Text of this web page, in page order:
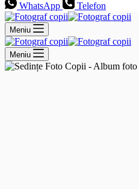
WhatsApp
Telefon
Meniu
Meniu